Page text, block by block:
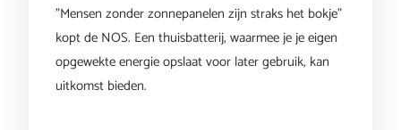
"Mensen zonder zonnepanelen zijn straks het bokje"
kopt de NOS. Een thuisbatterij, waarmee je je eigen
opgewekte energie opslaat voor later gebruik, kan
uitkomst bieden.